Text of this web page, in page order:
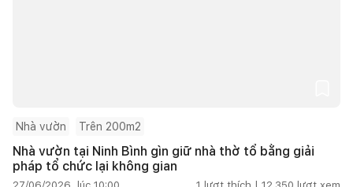
Nhà vườn Trên 200m2
Nhà vườn tại Ninh Bình gìn giữ nhà thờ tổ bằng giải
pháp tổ chức lại không gian